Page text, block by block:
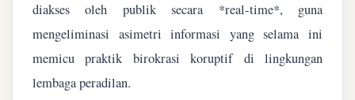
diakses oleh publik secara *real-time*, guna
mengeliminasi asimetri informasi yang selama ini
memicu praktik birokrasi koruptif di lingkungan
lembaga peradilan.